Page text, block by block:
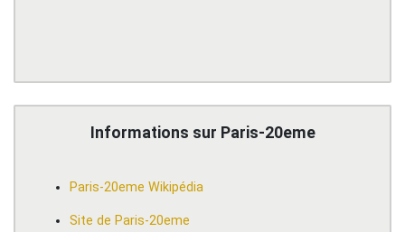
Informations sur Paris-20eme
Paris-20eme Wikipédia
Site de Paris-20eme